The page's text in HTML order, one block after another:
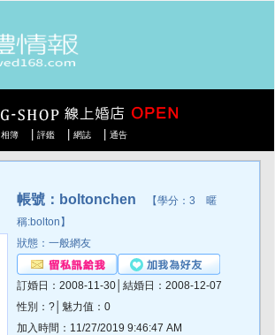
相簿 評鑑 網誌 通告
帳號：boltonchen 【學分：3 暱
稱:bolton】
狀態：一般網友
訂婚日：2008-11-30│結婚日：2008-12-07
性別：?│魅力值：0
加入時間：11/27/2019 9:46:47 AM